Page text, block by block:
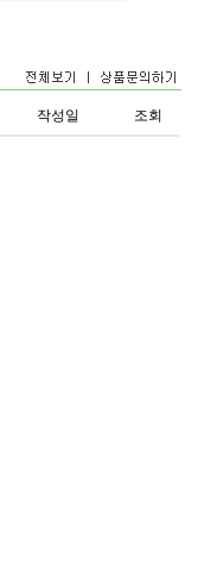
작성일 조회